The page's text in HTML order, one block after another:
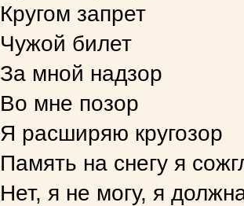
Кругом запрет
Чужой билет
За мной надзор
Во мне позор
Я расширяю кругозор
Память на снегу я
Нет, я не могу, я